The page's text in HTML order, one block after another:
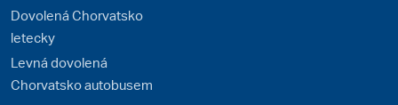
Dovolená Chorvatsko
letecky
Levná dovolená
Chorvatsko autobusem